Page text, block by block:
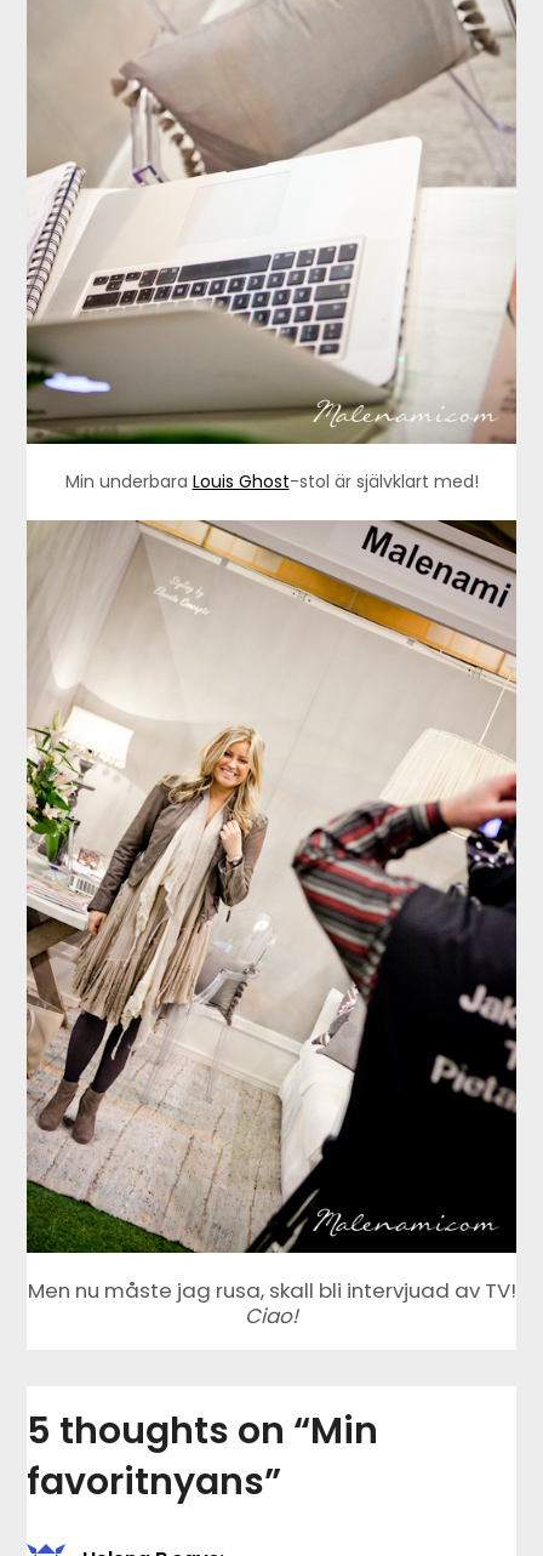
Min underbara Louis Ghost-stol är självklart med!
Men nu måste jag rusa, skall bli intervjuad av TV!
Ciao!
5 thoughts on “Min
favoritnyans”